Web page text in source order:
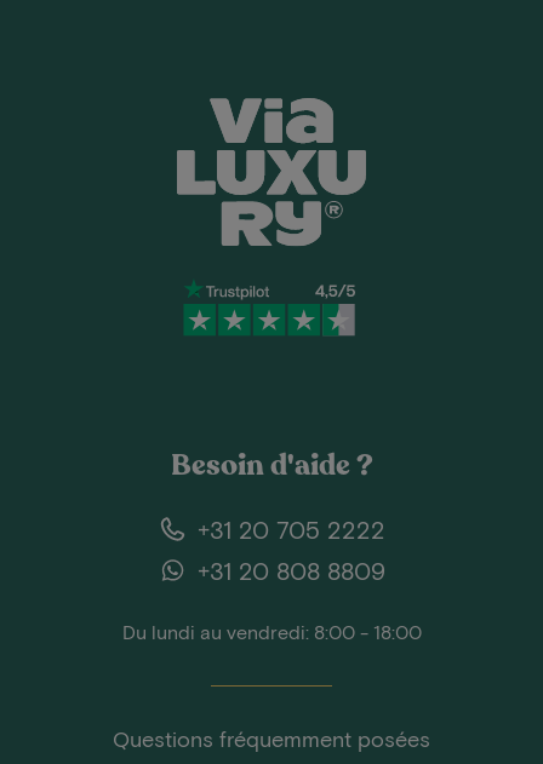
Besoin d'aide ?
+31 20 705 2222
+31 20 808 8809
Du lundi au vendredi: 8:00 - 18:00
Questions fréquemment posées